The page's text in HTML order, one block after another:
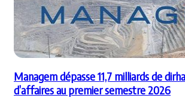
Managem dépasse 11,7 milliards de
d’affaires au premier semestre 2026